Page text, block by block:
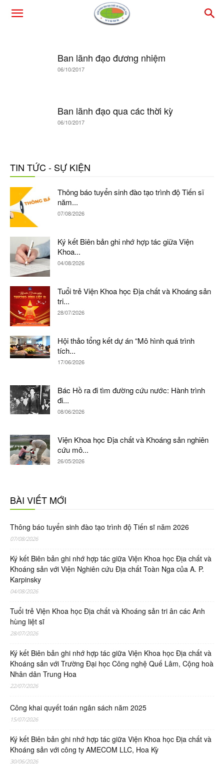
Ban lãnh đạo đương nhiệm
06/10/2017
Ban lãnh đạo qua các thời kỳ
06/10/2017
TIN TỨC - SỰ KIỆN
Thông báo tuyển sinh đào tạo trình độ Tiến sĩ
năm...
07/08/2026
Ký kết Biên bản ghi nhớ hợp tác giữa Viện
Khoa...
04/08/2026
Tuổi trẻ Viện Khoa học Địa chất và Khoáng sản
tri...
28/07/2026
Hội thảo tổng kết dự án “Mô hình quá trình
tích...
17/06/2026
Bác Hồ ra đi tìm đường cứu nước: Hành trình
đi...
08/06/2026
Viện Khoa học Địa chất và Khoáng sản nghiên
cứu mô...
26/05/2026
BÀI VIẾT MỚI
Thông báo tuyển sinh đào tạo trình độ Tiến sĩ năm 2026
07/08/2026
Ký kết Biên bản ghi nhớ hợp tác giữa Viện Khoa học Địa chất và
Khoáng sản với Viện Nghiên cứu Địa chất Toàn Nga của A. P.
Karpinsky
04/08/2026
Tuổi trẻ Viện Khoa học Địa chất và Khoáng sản tri ân các Anh
hùng liệt sĩ
28/07/2026
Ký kết Biên bản ghi nhớ hợp tác giữa Viện Khoa học Địa chất và
Khoáng sản với Trường Đại học Công nghệ Quế Lâm, Cộng hoà
Nhân dân Trung Hoa
22/07/2026
Công khai quyết toán ngân sách năm 2025
15/07/2026
Ký kết Biên bản ghi nhớ hợp tác giữa Viện Khoa học Địa chất và
Khoáng sản với công ty AMECOM LLC, Hoa Kỳ
30/06/2026